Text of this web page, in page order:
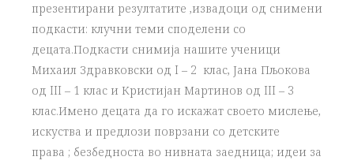
презентирани резултатите ,извадоци од снимени
подкасти: клучни теми споделени со
децата.Подкасти снимија нашите ученици
Михаил Здравковски од I – 2 клас, Јана Пљокова
од III – 1 клас и Кристијан Мартинов од III – 3
клас.Имено децата да го искажат своето мислење,
искуства и предлози поврзани со детските
права ; безбедноста во нивната заедница; идеи за